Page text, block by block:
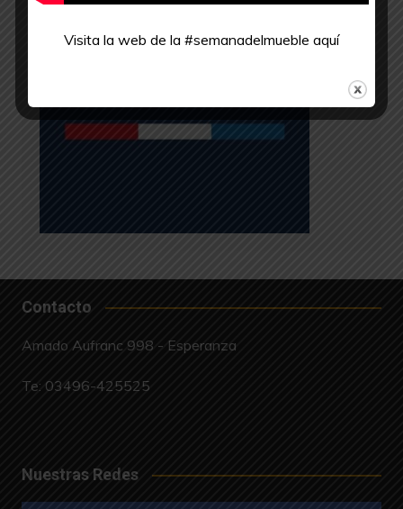
Contacto
Amado Aufranc 998 - Esperanza
Te: 03496-425525
Nuestras Redes
Visita la web de la #semanadelmueble aquí